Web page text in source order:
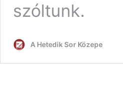
szóltunk.
A Hetedik Sor Közepe